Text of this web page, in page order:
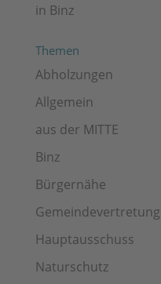
in Binz
Themen
Abholzungen
Allgemein
aus der MITTE
Binz
Bürgernähe
Gemeindevertretung
Hauptausschuss
Naturschutz